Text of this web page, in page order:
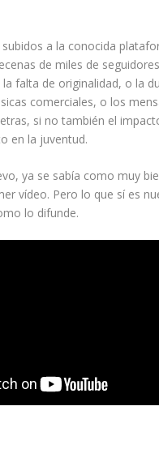
a la conocida
de miles de
falta de originalidad, o la
comerciales, o los
si no también el
en la juventud.
ya se sabía como muy
vídeo. Pero lo que sí es
lo difunde.